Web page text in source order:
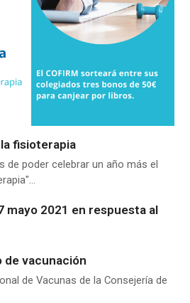
fisioterapia
de poder celebrar un año más el
mayo 2021 en respuesta al
vacunación
de Vacunas de la Consejería de